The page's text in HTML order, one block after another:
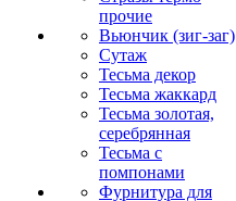
прочие
Вьюнчик (зиг-заг)
Сутаж
Тесьма декор
Тесьма жаккард
Тесьма золотая,
серебрянная
Тесьма с
помпонами
Фурнитура для